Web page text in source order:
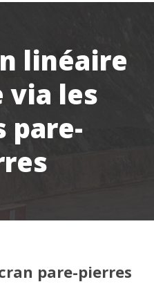
linéaire
via les
pare-
pare-pierres